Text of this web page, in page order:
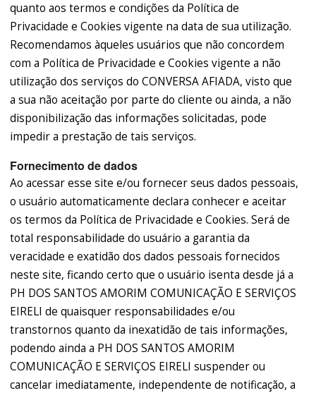
quanto aos termos e condições da Política de
Privacidade e Cookies vigente na data de sua utilização.
Recomendamos àqueles usuários que não concordem
com a Política de Privacidade e Cookies vigente a não
utilização dos serviços do CONVERSA AFIADA, visto que
a sua não aceitação por parte do cliente ou ainda, a não
disponibilização das informações solicitadas, pode
impedir a prestação de tais serviços.
Fornecimento de dados
Ao acessar esse site e/ou fornecer seus dados pessoais,
o usuário automaticamente declara conhecer e aceitar
os termos da Política de Privacidade e Cookies. Será de
total responsabilidade do usuário a garantia da
veracidade e exatidão dos dados pessoais fornecidos
neste site, ficando certo que o usuário isenta desde já a
PH DOS SANTOS AMORIM COMUNICAÇÃO E SERVIÇOS
EIRELI de quaisquer responsabilidades e/ou
transtornos quanto da inexatidão de tais informações,
podendo ainda a PH DOS SANTOS AMORIM
COMUNICAÇÃO E SERVIÇOS EIRELI suspender ou
cancelar imediatamente, independente de notificação, a